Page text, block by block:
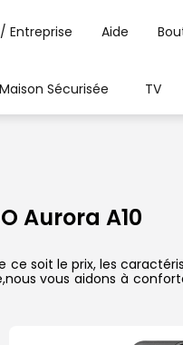
Entreprise Aide
Maison Sécurisée TV
Aurora A10
ce soit le prix, les
vous aidons à